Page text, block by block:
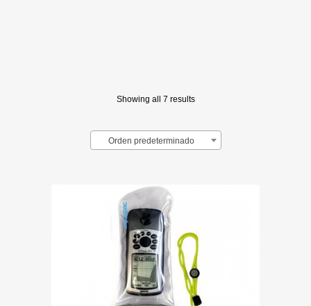
Showing all 7 results
Orden predeterminado